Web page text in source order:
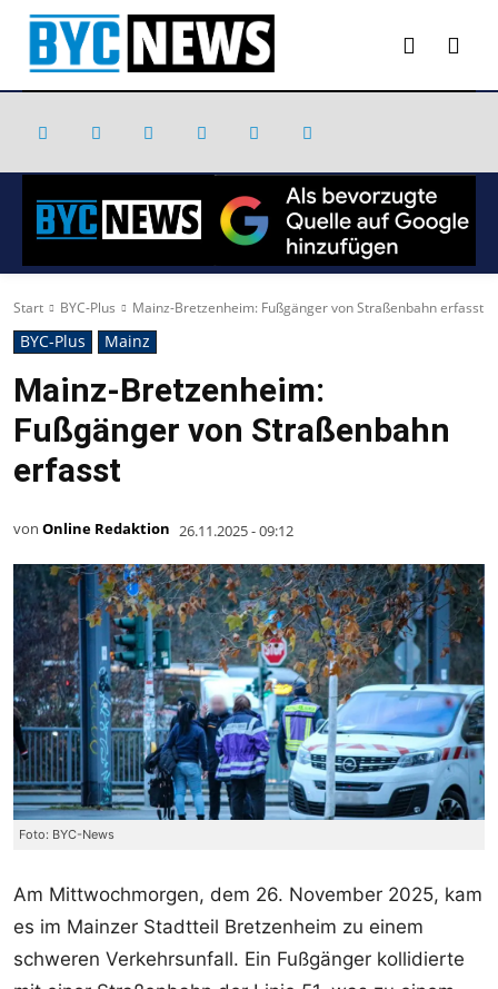
Start BYC-Plus Mainz-Bretzenheim: Fußgänger von Straßenbahn erfasst
BYC-Plus Mainz
Mainz-Bretzenheim:
Fußgänger von Straßenbahn
erfasst
von Online Redaktion 26.11.2025 - 09:12
Foto: BYC-News
Am Mittwochmorgen, dem 26. November 2025, kam
es im Mainzer Stadtteil Bretzenheim zu einem
schweren Verkehrsunfall. Ein Fußgänger kollidierte